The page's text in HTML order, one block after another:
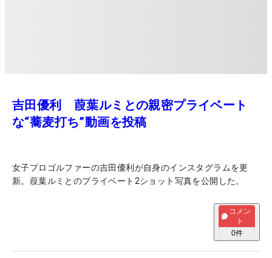
吉田優利 葭葉ルミとの親密プライベート
な“蕎麦打ち”動画を投稿
女子プロゴルファーの吉田優利が自身のインスタグラムを更
新。葭葉ルミとのプライベート2ショット写真を公開した。
コメン
ト
0件